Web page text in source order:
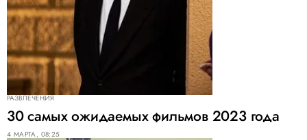
РАЗВЛЕЧЕНИЯ
30 самых ожидаемых фильмов 2023 года
4 МАРТА, 08:25